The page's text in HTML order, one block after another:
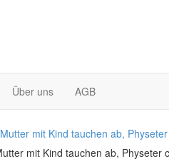
Über uns AGB
mit Kind tauchen ab,